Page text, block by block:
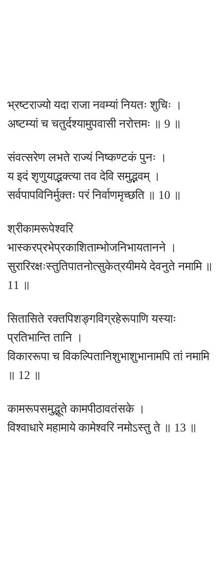
भ्रष्टराज्यो यदा राजा नवम्यां नियतः शुचिः ।
अष्टम्यां च चतुर्दश्यामुपवासी नरोत्तमः ॥ 9 ॥
संवत्सरेण लभते राज्यं निष्कण्टकं पुनः ।
य इदं शृणुयाद्भक्त्या तव देवि समुद्भवम् ।
सर्वपापविनिर्मुक्तः परं निर्वाणमृच्छति ॥ 10 ॥
श्रीकामरूपेश्वरि
भास्करप्रभेप्रकाशिताम्भोजनिभायतानने ।
सुरारिरक्षःस्तुतिपातनोत्सुकेत्रयीमये देवनुते नमामि ॥
11 ॥
सितासिते रक्तपिशङ्गविग्रहेरूपाणि यस्याः
प्रतिभान्ति तानि ।
विकाररूपा च विकल्पितानिशुभाशुभानामपि तां नमामि
॥ 12 ॥
कामरूपसमुद्भूते कामपीठावतंसके ।
विश्वाधारे महामाये कामेश्वरि नमोऽस्तु ते ॥ 13 ॥